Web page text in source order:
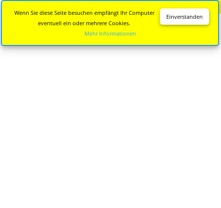
Einverstanden
Wenn Sie diese Seite besuchen empfängt Ihr Computer
eventuell ein oder mehrere Cookies.
Mehr Informationen